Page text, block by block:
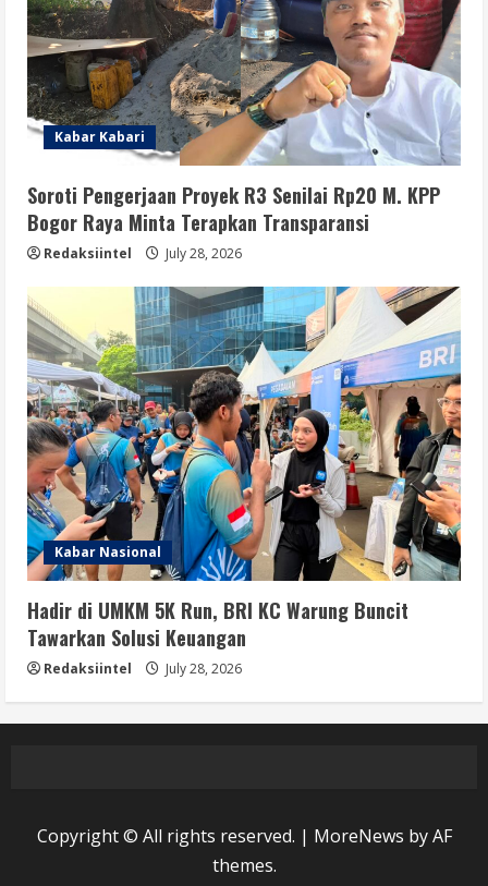
Kabar Kabari
Soroti Pengerjaan Proyek R3 Senilai Rp20 M. KPP
Bogor Raya Minta Terapkan Transparansi
Redaksiintel July 28, 2026
Kabar Nasional
Hadir di UMKM 5K Run, BRI KC Warung Buncit
Tawarkan Solusi Keuangan
Redaksiintel July 28, 2026
Copyright © All rights reserved. | MoreNews by AF
themes.